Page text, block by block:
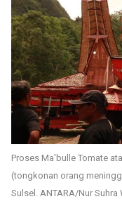
Proses Ma'bulle Tomate
(tongkonan orang
Sulsel. ANTARA/Nur Suhra